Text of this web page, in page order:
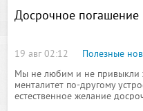
Досрочное погашение
19 авг 02:12
Полезные
Мы не любим и не привыкли
менталитет по-другому
естественное желание